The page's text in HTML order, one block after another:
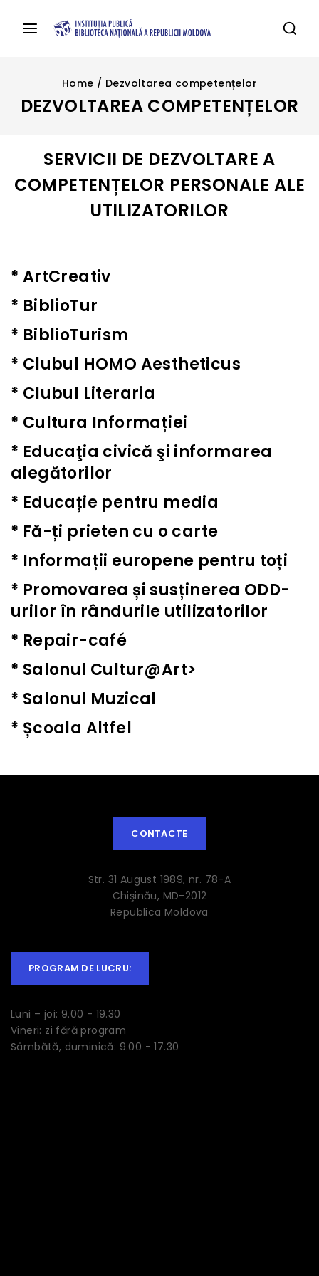
Home / Dezvoltarea competențelor
DEZVOLTAREA COMPETENȚELOR
SERVICII DE DEZVOLTARE A
COMPETENȚELOR PERSONALE ALE
UTILIZATORILOR
* ArtCreativ
* BiblioTur
* BiblioTurism
* Clubul HOMO Aestheticus
* Clubul Literaria
* Cultura Informației
* Educaţia civică şi informarea
alegătorilor
* Educație pentru media
* Fă-ți prieten cu o carte
* Informații europene pentru toți
* Promovarea și susținerea ODD-
urilor în rândurile utilizatorilor
* Repair-café
* Salonul Cultur@Art>
* Salonul Muzical
* Școala Altfel
CONTACTE
Str. 31 August 1989, nr. 78-A
Chişinău, MD-2012
Republica Moldova
PROGRAM DE LUCRU:
Luni – joi: 9.00 - 19.30
Vineri: zi fără program
Sâmbătă, duminică: 9.00 - 17.30